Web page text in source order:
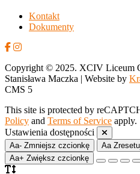
Kontakt
Dokumenty
Copyright © 2025. XCIV Liceum
Stanisława Maczka | Website by
CMS 5
This site is protected by
Policy and Terms of Service apply.
Ustawienia dostępności
Aa- Zmniejsz czcionkę Aa
Aa+ Zwiększ czcionkę